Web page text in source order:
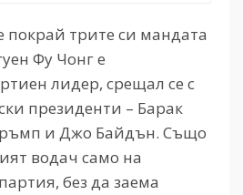
покрай трите си мандата
Фу Чонг е
лидер, срещал се с
президенти – Барак
и Джо Байдън. Също
водач само на
без да заема